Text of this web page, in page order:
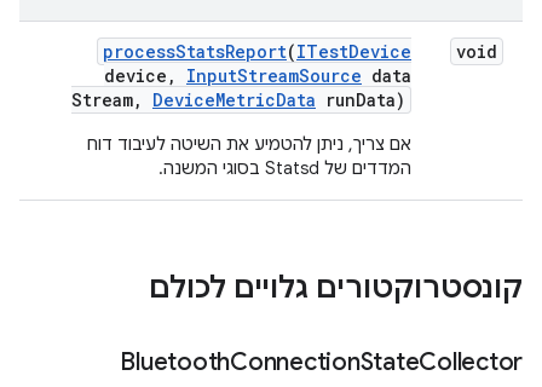
void
processStatsReport(ITestDevice
device , InputStreamSource data
Stream, DeviceMetricData runData)
אם צריך, ניתן להטמיע את השיטה לעיבוד דוח
המדדים של Statsd בסוגי המשנה.
קונסטרוקטורים גלויים לכולם
BluetoothConnectionStateCollector